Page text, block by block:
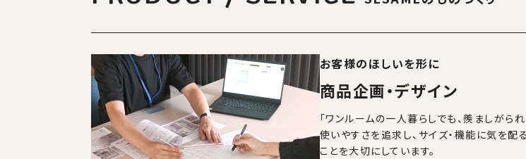
お客様のほしいを形に
商品企画・デザイン
「ワンルームの一人暮らしでも、羨ましがら
使いやすさを追求し、サイズ・機能に気を配
ことを大切にしています。